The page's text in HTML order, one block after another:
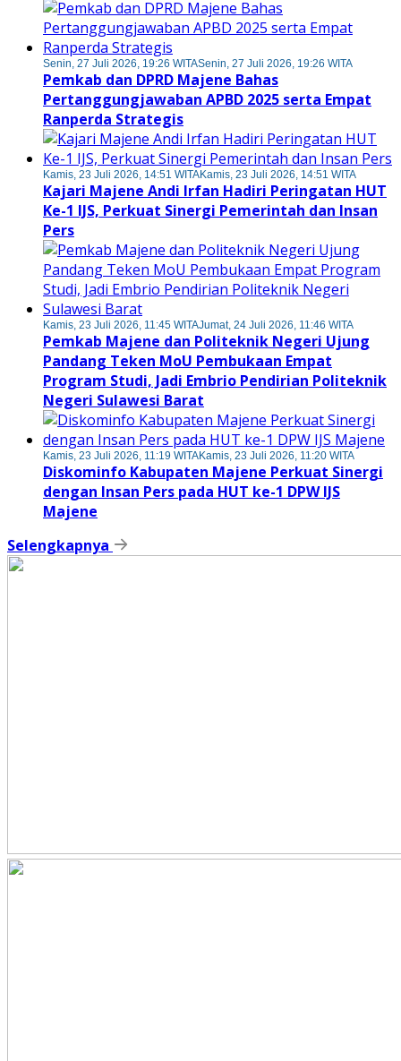
Senin, 27 Juli 2026, 19:26 WITASenin, 27 Juli 2026, 19:26 WITA
Pemkab dan DPRD Majene Bahas
Pertanggungjawaban APBD 2025 serta Empat
Ranperda Strategis
Kamis, 23 Juli 2026, 14:51 WITAKamis, 23 Juli 2026, 14:51 WITA
Kajari Majene Andi Irfan Hadiri Peringatan HUT
Ke-1 IJS, Perkuat Sinergi Pemerintah dan Insan
Pers
Kamis, 23 Juli 2026, 11:45 WITAJumat, 24 Juli 2026, 11:46 WITA
Pemkab Majene dan Politeknik Negeri Ujung
Pandang Teken MoU Pembukaan Empat
Program Studi, Jadi Embrio Pendirian Politeknik
Negeri Sulawesi Barat
Kamis, 23 Juli 2026, 11:19 WITAKamis, 23 Juli 2026, 11:20 WITA
Diskominfo Kabupaten Majene Perkuat Sinergi
dengan Insan Pers pada HUT ke-1 DPW IJS
Majene
Selengkapnya